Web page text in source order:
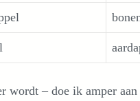
wordt – doe ik amper